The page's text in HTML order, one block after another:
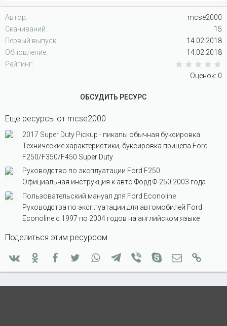
п
а
т
и
и
Автор
mcse2000
Скачиваний
15
Первый выпуск
14.02.2018
Обновление
14.02.2018
Рейтинг
Оценок: 0
ОБСУДИТЬ РЕСУРС
Еще ресурсы от mcse2000
2017 Super Duty Pickup - пикапы обычная буксировка
Технические характеристики, буксировка прицепа Ford
F250/F350/F450 Super Duty
Руководство по эксплуатации Ford F250
Официальная инструкция к авто Форд Ф-250 2003 года
Пользовательский мануал для Ford Econoline
Руководства по эксплуатации для автомобилей Ford
Econoline с 1997 по 2004 годов на английском языке
Поделиться этим ресурсом
ВконтактеОдноклассники
Facebook
TwitterWhatsAppTelegram
Viber Skype